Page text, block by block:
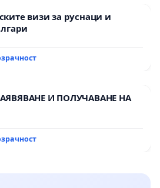
визи за руснаци и
И ПОЛУЧАВАНЕ НА